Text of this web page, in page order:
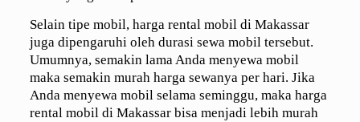
Selain tipe mobil, harga rental mobil di Makassar
juga dipengaruhi oleh durasi sewa mobil tersebut.
Umumnya, semakin lama Anda menyewa mobil
maka semakin murah harga sewanya per hari. Jika
Anda menyewa mobil selama seminggu, maka harga
rental mobil di Makassar bisa menjadi lebih murah